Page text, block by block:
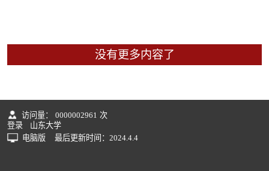
没有更多内容了
访问量： 0000002961 次
登录
山东大学
电脑版
最后更新时间： 2024. 4. 4